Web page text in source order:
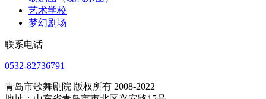
艺术学校
梦幻剧场
联系电话
0532-82736791
青岛市歌舞剧院 版权所有 2008-2022